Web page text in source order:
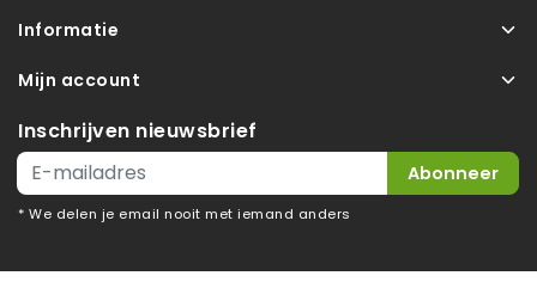
Informatie
Mijn account
Inschrijven nieuwsbrief
Abonneer
* We delen je email nooit met iemand anders